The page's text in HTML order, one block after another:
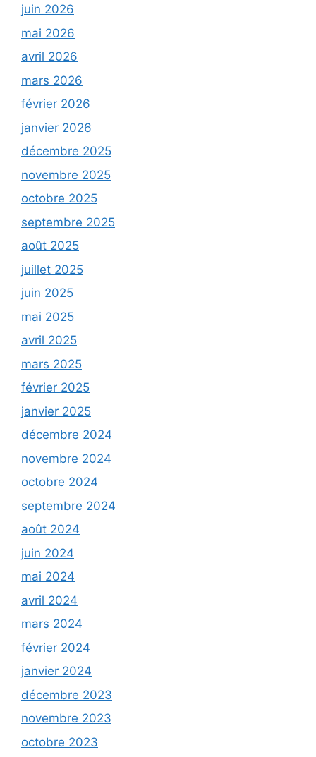
juin 2026
mai 2026
avril 2026
mars 2026
février 2026
janvier 2026
décembre 2025
novembre 2025
octobre 2025
septembre 2025
août 2025
juillet 2025
juin 2025
mai 2025
avril 2025
mars 2025
février 2025
janvier 2025
décembre 2024
novembre 2024
octobre 2024
septembre 2024
août 2024
juin 2024
mai 2024
avril 2024
mars 2024
février 2024
janvier 2024
décembre 2023
novembre 2023
octobre 2023